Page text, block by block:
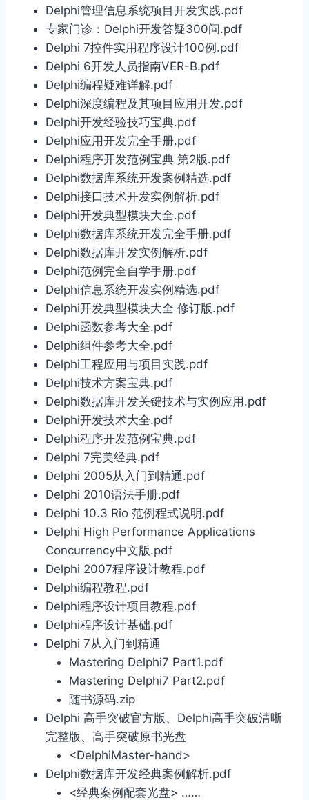
Delphi管理信息系统项目开发实践.pdf
专家门诊：Delphi开发答疑300问.pdf
Delphi 7控件实用程序设计100例.pdf
Delphi 6开发人员指南VER-B.pdf
Delphi编程疑难详解.pdf
Delphi深度编程及其项目应用开发.pdf
Delphi开发经验技巧宝典.pdf
Delphi应用开发完全手册.pdf
Delphi程序开发范例宝典 第2版.pdf
Delphi数据库系统开发案例精选.pdf
Delphi接口技术开发实例解析.pdf
Delphi开发典型模块大全.pdf
Delphi数据库系统开发完全手册.pdf
Delphi数据库开发实例解析.pdf
Delphi范例完全自学手册.pdf
Delphi信息系统开发实例精选.pdf
Delphi开发典型模块大全 修订版.pdf
Delphi函数参考大全.pdf
Delphi组件参考大全.pdf
Delphi工程应用与项目实践.pdf
Delphi技术方案宝典.pdf
Delphi数据库开发关键技术与实例应用.pdf
Delphi开发技术大全.pdf
Delphi程序开发范例宝典.pdf
Delphi 7完美经典.pdf
Delphi 2005从入门到精通.pdf
Delphi 2010语法手册.pdf
Delphi 10.3 Rio 范例程式说明.pdf
Delphi High Performance Applications
Concurrency中文版.pdf
Delphi 2007程序设计教程.pdf
Delphi编程教程.pdf
Delphi程序设计项目教程.pdf
Delphi程序设计基础.pdf
Delphi 7从入门到精通
Mastering Delphi7 Part1.pdf
Mastering Delphi7 Part2.pdf
随书源码.zip
Delphi 高手突破官方版、Delphi高手突破清晰
完整版、高手突破原书光盘
<DelphiMaster-hand>
Delphi数据库开发经典案例解析.pdf
<经典案例配套光盘> ……